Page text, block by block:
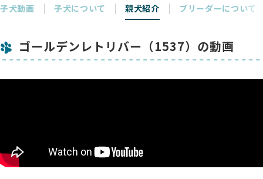
子犬動画 子犬について 親犬紹介 ブリーダーについて
ゴールデンレトリバー（1537）の動画